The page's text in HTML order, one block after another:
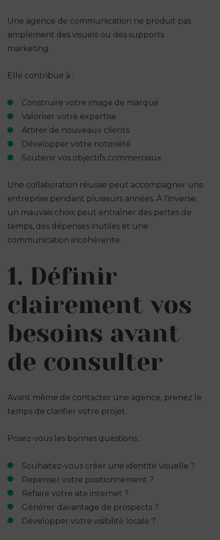
Une agence de communication ne produit pas
simplement des visuels ou des supports
marketing.
Elle contribue à :
Construire votre image de marque
Valoriser votre expertise
Attirer de nouveaux clients
Développer votre notoriété
Soutenir vos objectifs commerciaux
Une collaboration réussie peut accompagner une
entreprise pendant plusieurs années. À l’inverse,
un mauvais choix peut entraîner des pertes de
temps, des dépenses inutiles et une
communication incohérente.
1. Définir
clairement vos
besoins avant
de consulter
Avant même de contacter une agence, prenez le
temps de clarifier votre projet.
Posez-vous les bonnes questions :
Souhaitez-vous créer une identité visuelle ?
Repenser votre positionnement ?
Refaire votre site internet ?
Générer davantage de prospects ?
Développer votre visibilité locale ?